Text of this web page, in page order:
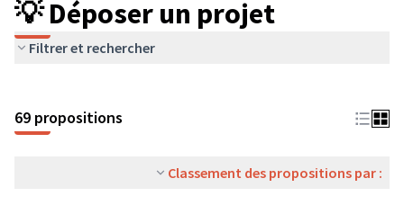
💡 Déposer un projet
Filtrer et rechercher
69 propositions
Classement des propositions par :